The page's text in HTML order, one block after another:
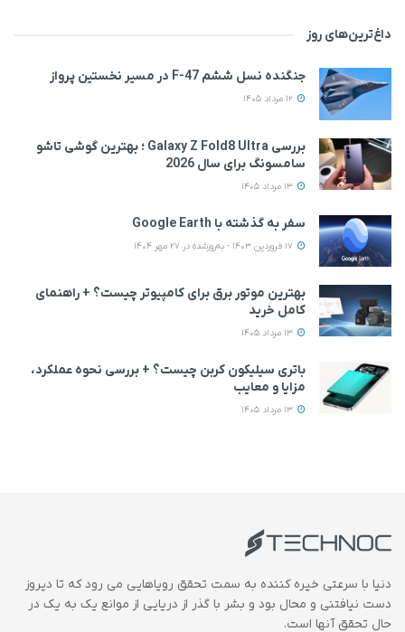
داغ‌ترین‌های روز
جنگنده نسل ششم F-47 در مسیر نخستین پرواز
بررسی Galaxy Z Fold8 Ultra ؛ بهترین گوشی تاشو
سامسونگ برای سال 2026
سفر به گذشته با Google Earth
بهترین موتور برق برای کامپیوتر چیست؟ + راهنمای
کامل خرید
باتری سیلیکون کربن چیست؟ + بررسی نحوه عملکرد،
مزایا و معایب
دنیا با سرعتی خیره کننده به سمت تحقق رویاهایی می رود که تا دیروز
دست نیافتنی و محال بود و بشر با گذر از دریایی از موانع یک به یک در
حال تحقق آنها است.